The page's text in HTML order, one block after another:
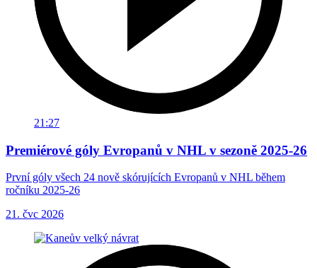
21:27
Premiérové góly Evropanů v NHL v sezoně 2025-26
První góly všech 24 nově skórujících Evropanů v NHL během
ročníku 2025-26
21. čvc 2026